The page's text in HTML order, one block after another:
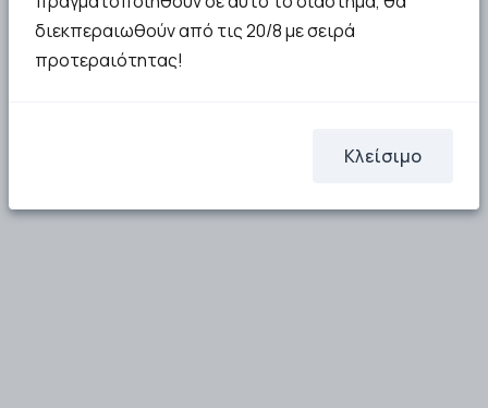
διεκπεραιωθούν από τις 20/8 με σειρά
προτεραιότητας!
Κλείσιμο